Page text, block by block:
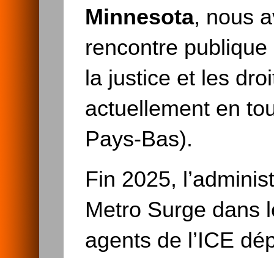
Minnesota, nous
rencontre
la justice et les
actuellement en
Pays-Bas).
Fin 2025,
Metro Surge dans
agents de l’ICE